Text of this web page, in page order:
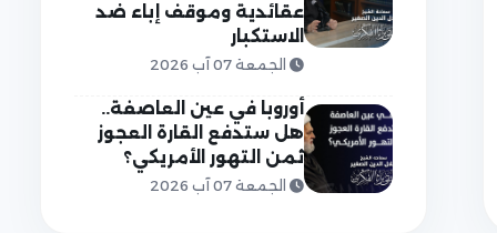
عقائدية وموقف إباء ضد
الاستكبار
الجمعة 07 آب 2026
أوروبا في عين العاصفة..
هل ستدفع القارة العجوز
ثمن التهور الأمريكي؟
الجمعة 07 آب 2026